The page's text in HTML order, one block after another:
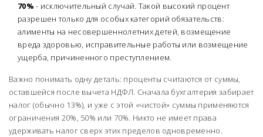
70% - исключительный случай. Такой высокий процент
разрешен только для особых категорий обязательств:
алименты на несовершеннолетних детей, возмещение
вреда здоровью, исправительные работы или возмещение
ущерба, причиненного преступлением.
Важно понимать одну деталь: проценты считаются от суммы,
оставшейся после вычета НДФЛ. Сначала бухгалтерия забирает
налог (обычно 13%), и уже с этой «чистой» суммы применяются
ограничения 20%, 50% или 70%. Никто не имеет права
удерживать налог сверх этих пределов одновременно.